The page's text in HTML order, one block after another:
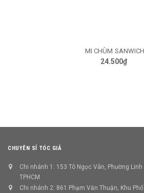
MI CHÙM EXTENSION
25.500₫
CHUYÊN SỈ TÓC GIẢ
Chi nhánh 1: 153 Tô Ngọc Vân, Phường
TPHCM
Chi nhánh 2: 861 Phạm Văn Thuận, Khu